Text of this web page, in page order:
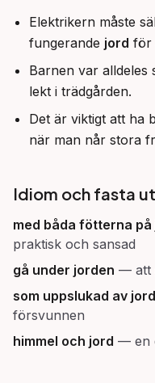
Elektrikern måste
fungerande jord för
Barnen var alldeles
lekt i trädgården.
Det är viktigt att ha
när man når stora
Idiom och fasta
med båda fötterna på
praktisk och sansad
gå under jorden — att
som uppslukad av
försvunnen
himmel och jord — en